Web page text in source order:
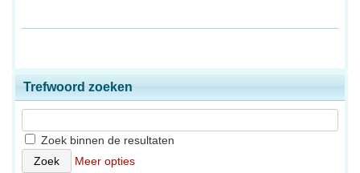
Trefwoord zoeken
Zoek binnen de resultaten
Meer opties